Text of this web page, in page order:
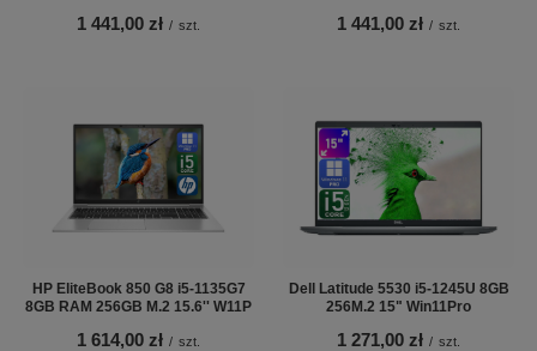
1 441,00 zł / szt. 1 441,00 zł / szt.
HP EliteBook 850 G8 i5-1135G7
8GB RAM 256GB M.2 15.6'' W11P
1 614,00 zł / szt.
Dell Latitude 5530 i5-1245U 8GB
256M.2 15" Win11Pro
1 271,00 zł / szt.